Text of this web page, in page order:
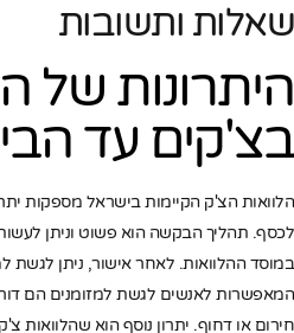
שאלות ותשובות
היתרונות של
בצ'קים עד
הלוואות הצ'ק הקיימות בישראל מספקות
לכסף. תהליך הבקשה הוא פשוט וניתן לעשות
במוסד ההלוואות. לאחר אישור, ניתן לגשת
המאפשרות לאנשים לגשת למזומנים הם
חירום או דחוף. יתרון נוסף הוא שהלוואות